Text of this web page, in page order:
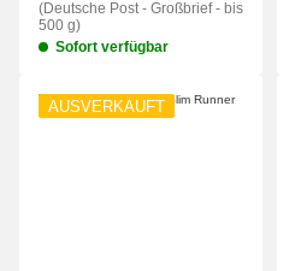
(Deutsche Post - Großbrief - bis
500 g)
Sofort verfügbar
AUSVERKAUFT